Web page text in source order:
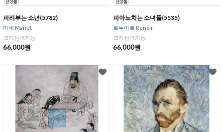
피리부는 소년(5782)
마네 Manet
크기선택가능
66,000원
피아노치는 소녀들(5535)
르누아르 Renoir
크기선택가능
66,000원